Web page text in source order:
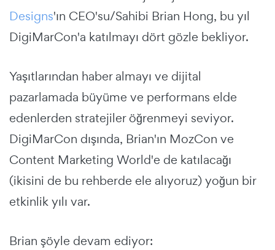
Designs'ın CEO'su/Sahibi Brian Hong, bu yıl
DigiMarCon'a katılmayı dört gözle bekliyor.
Yaşıtlarından haber almayı ve dijital
pazarlamada büyüme ve performans elde
edenlerden stratejiler öğrenmeyi seviyor.
DigiMarCon dışında, Brian'ın MozCon ve
Content Marketing World'e de katılacağı
(ikisini de bu rehberde ele alıyoruz) yoğun bir
etkinlik yılı var.
Brian şöyle devam ediyor: